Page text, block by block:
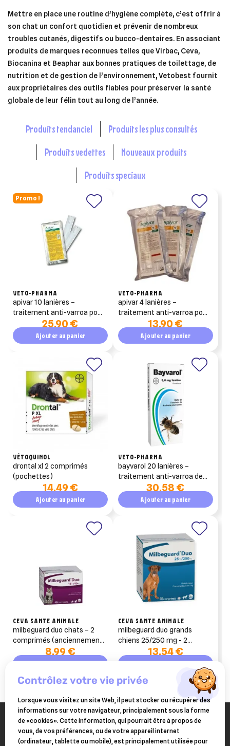
Mettre en place une routine d’hygiène complète, c’est offrir à
son chat un confort quotidien et prévenir de nombreux
troubles cutanés, digestifs ou bucco-dentaires. En associant
produits de marques reconnues telles que Virbac, Ceva,
Biocanina et Beaphar aux bonnes pratiques de toilettage, de
nutrition et de gestion de l’environnement, Vetobest fournit
aux propriétaires des outils fiables pour préserver la santé
globale de leur félin tout au long de l’année.
produits tendanciel
produits les plus consultés
produits vedettes
nouveaux produits
produits speciaux
Promo !
VETO-PHARMA
apivar 10 lanières –
traitement anti-varroa pour
ruche (amitraz)
25,90 €
Ajouter au panier
VETO-PHARMA
apivar 4 lanières –
traitement anti-varroa pour
ruche (amitraz)
13,90 €
Ajouter au panier
VÉTOQUINOL
drontal xl 2 comprimés
(pochettes)
14,49 €
Ajouter au panier
VETO-PHARMA
bayvarol 20 lanières –
traitement anti-varroa de
rotation (fluméthrine)
30,58 €
Ajouter au panier
CEVA SANTE ANIMALE
milbeguard duo chats – 2
comprimés (anciennement
milbactor)8,99 €
Ajouter au panier
CEVA SANTE ANIMALE
milbeguard duo grands
chiens 25/250 mg - 2
comprimés13,54 €
Ajouter au panier
contrôlez votre vie privée
Lorsque vous visitez un site Web, il peut stocker ou récupérer des
informations sur votre navigateur, principalement sous la forme
de «cookies». Cette information, qui pourrait être à propos de
vous, de vos préférences, ou de votre appareil internet
(ordinateur, tablette ou mobile), est principalement utilisée pour